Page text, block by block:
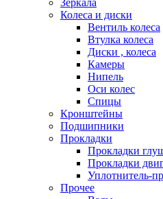
Зеркала
Колеса и диски
Вентиль колеса
Втулка колеса
Диски , колеса
Камеры
Нипель
Оси колес
Спицы
Кронштейны
Подшипники
Прокладки
Прокладки
Прокладки
Уплотнитель-
Прочее